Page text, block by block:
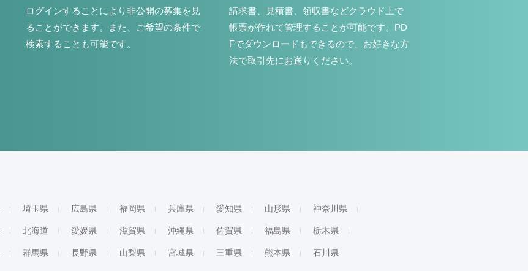
ログインすることにより非公開の募集を見
ることができます。また、ご希望の条件で
検索することも可能です。
請求書、見積書、領収書などクラウド上で
帳票が作れて管理することが可能です。PD
Fでダウンロードもできるので、お好きな方
法で取引先にお送りください。
埼玉県 広島県 福岡県 兵庫県 愛知県 山形県 神奈川県
北海道 愛媛県 滋賀県 沖縄県 佐賀県 福島県 栃木県
群馬県 長野県 山梨県 宮城県 三重県 熊本県 石川県